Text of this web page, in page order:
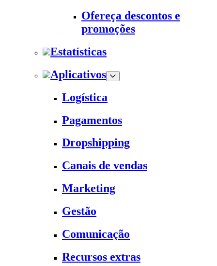
Ofereça descontos e
promoções
Estatísticas
Aplicativos
Logística
Pagamentos
Dropshipping
Canais de vendas
Marketing
Gestão
Comunicação
Recursos extras